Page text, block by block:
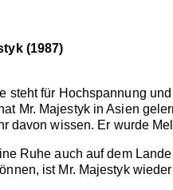
(1987)
steht für Hochspannung
Mr. Majestyk in Asien
davon wissen. Er wurde
Ruhe auch auf dem
ist Mr. Majestyk